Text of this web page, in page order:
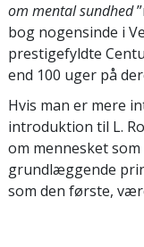
om mental sundhed
bog nogensinde i
prestigefyldte
end 100 uger på
Hvis man er mere
introduktion til L.
om mennesket
grundlæggende
som den første,